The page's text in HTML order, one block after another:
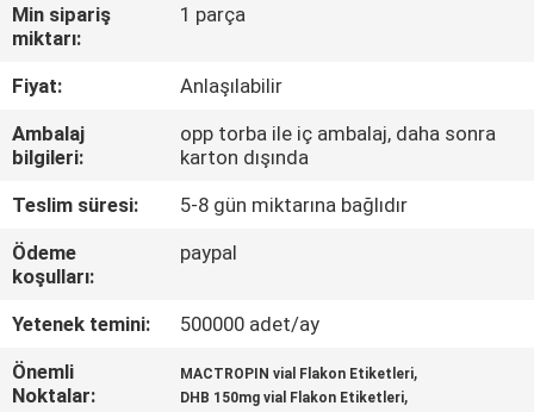
KALITE
KONTROL
BIZIMLE
ILETIŞIME
VAKALAR
Min sipariş
miktarı:
1 parça
Fiyat:
Anlaşılabilir
Ambalaj
bilgileri:
opp torba ile iç ambalaj, daha sonra
karton dışında
Teslim süresi:
5-8 gün miktarına bağlıdır
Ödeme
koşulları:
paypal
Yetenek temini:
500000 adet/ay
Önemli
Noktalar:
MACTROPIN vial Flakon Etiketleri,
DHB 150mg vial Flakon Etiketleri,